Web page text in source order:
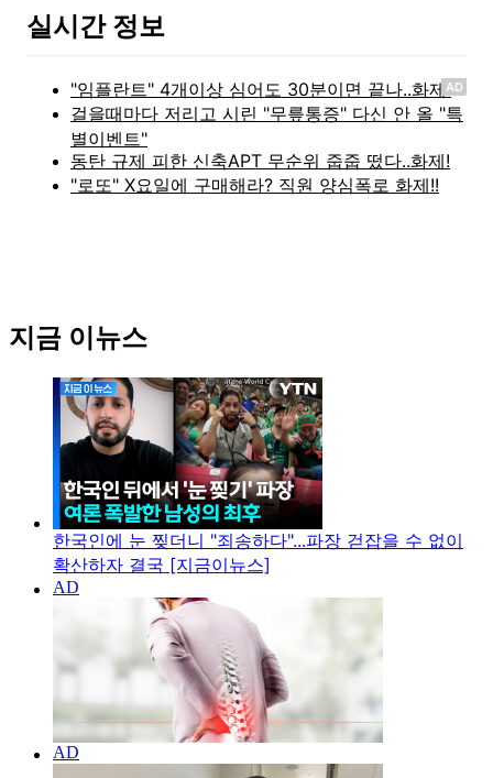
실시간 정보
AD
지금 이뉴스
한국인에 눈 찢더니 "죄송하다"...파장 걷잡을 수 없이
확산하자 결국 [지금이뉴스]